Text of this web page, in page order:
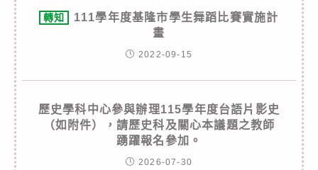
轉知
111學年度基隆市學生舞蹈比賽實施計
畫
2022-09-15
歷史學科中心參與辦理115學年度台語片影史
（如附件），請歷史科及關心本議題之教師
踴躍報名參加。
2026-07-30